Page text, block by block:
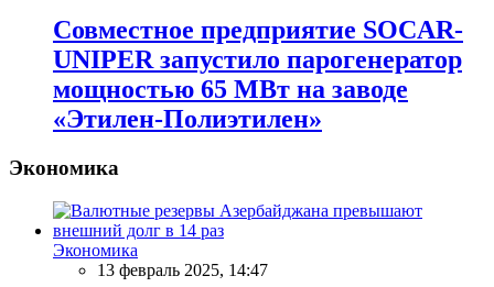
Совместное предприятие SOCAR-
UNIPER запустило парогенератор
мощностью 65 МВт на заводе
«Этилен-Полиэтилен»
Экономика
Экономика
13 февраль 2025, 14:47